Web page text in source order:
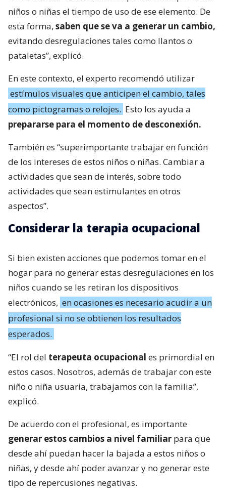
niños o niñas el tiempo de uso de ese elemento. De
esta forma, saben que se va a generar un cambio,
evitando desregulaciones tales como llantos o
pataletas”, explicó.
En este contexto, el experto recomendó utilizar
estímulos visuales que anticipen el cambio, tales
como pictogramas o relojes. Esto los ayuda a
prepararse para el momento de desconexión.
También es “superimportante trabajar en función
de los intereses de estos niños o niñas. Cambiar a
actividades que sean de interés, sobre todo
actividades que sean estimulantes en otros
aspectos”.
Considerar la terapia ocupacional
Si bien existen acciones que podemos tomar en el
hogar para no generar estas desregulaciones en los
niños cuando se les retiran los dispositivos
electrónicos, en ocasiones es necesario acudir a un
profesional si no se obtienen los resultados
esperados.
“El rol del terapeuta ocupacional es primordial en
estos casos. Nosotros, además de trabajar con este
niño o niña usuaria, trabajamos con la familia”,
explicó.
De acuerdo con el profesional, es importante
generar estos cambios a nivel familiar para que
desde ahí puedan hacer la bajada a estos niños o
niñas, y desde ahí poder avanzar y no generar este
tipo de repercusiones negativas.